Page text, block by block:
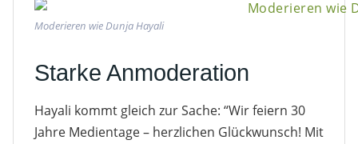
Moderieren wie Dunja Hayali
Starke Anmoderation
Hayali kommt gleich zur Sache: “Wir feiern 30
Jahre Medientage – herzlichen Glückwunsch! Mit